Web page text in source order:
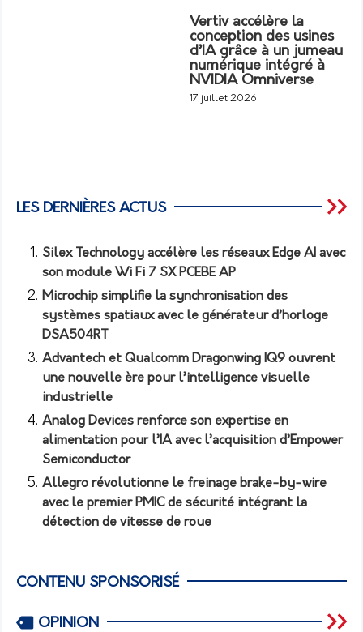
Vertiv accélère la
conception des usines
d’IA grâce à un jumeau
numérique intégré à
NVIDIA Omniverse
17 juillet 2026
LES DERNIÈRES ACTUS
Silex Technology accélère les réseaux Edge AI avec
son module Wi Fi 7 SX PCEBE AP
Microchip simplifie la synchronisation des
systèmes spatiaux avec le générateur d’horloge
DSA504RT
Advantech et Qualcomm Dragonwing IQ9 ouvrent
une nouvelle ère pour l’intelligence visuelle
industrielle
Analog Devices renforce son expertise en
alimentation pour l’IA avec l’acquisition d’Empower
Semiconductor
Allegro révolutionne le freinage brake-by-wire
avec le premier PMIC de sécurité intégrant la
détection de vitesse de roue
CONTENU SPONSORISÉ
OPINION